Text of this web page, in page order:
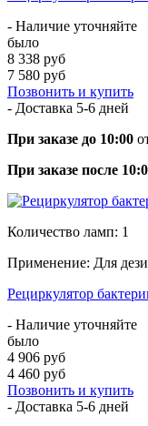
- Наличие уточняйте
было
8 338 руб
7 580 руб
Позвонить и купить
- Доставка 5-6 дней
При заказе до 10:00
При заказе после
Количество ламп: 1
Применение: Для
Рециркулятор
- Наличие уточняйте
было
4 906 руб
4 460 руб
Позвонить и купить
- Доставка 5-6 дней